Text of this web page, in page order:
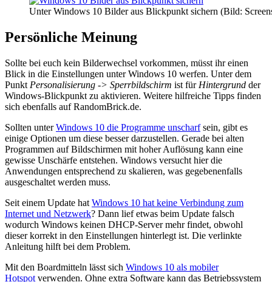
Unter Windows 10 Bilder aus Blickpunkt sichern (Bild:
Persönliche Meinung
Sollte bei euch kein Bilderwechsel vorkommen, müsst ihr einen
Blick in die Einstellungen unter Windows 10 werfen. Unter dem
Punkt Personalisierung -> Sperrbildschirm ist für Hintergrund der
Windows-Blickpunkt zu aktivieren. Weitere hilfreiche Tipps finden
sich ebenfalls auf RandomBrick.de.
Sollten unterWindows 10 die Programme unscharfsein, gibt es
einige Optionen um diese besser darzustellen. Gerade bei alten
Programmen auf Bildschirmen mit hoher Auflösung kann eine
gewisse Unschärfe entstehen. Windows versucht hier die
Anwendungen entsprechend zu skalieren, was gegebenenfalls
ausgeschaltet werden muss.
Seit einem Update hat Windows 10 hat keine Verbindung zum
Internet und Netzwerk? Dann lief etwas beim Update falsch
wodurch Windows keinen DHCP-Server mehr findet, obwohl
dieser korrekt in den Einstellungen hinterlegt ist. Die verlinkte
Anleitung hilft bei dem Problem.
Mit den Boardmitteln lässt sich Windows 10 als mobiler
Hotspot verwenden. Ohne extra Software kann das Betriebssystem